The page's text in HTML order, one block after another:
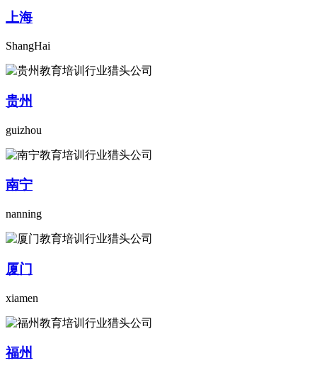
上海
ShangHai
贵州
guizhou
南宁
nanning
厦门
xiamen
福州